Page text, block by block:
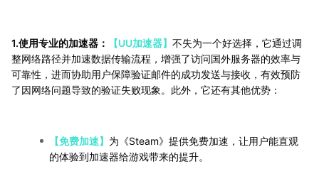
1.使用专业的加速器： 【UU加速器】 不失为一个好选择，它通过调
整网络路径并加速数据传输流程，增强了访问国外服务器的效率与
可靠性，进而协助用户保障验证邮件的成功发送与接收，有效预防
了因网络问题导致的验证失败现象。此外，它还有其他优势：
【免费加速】 为《Steam》提供免费加速，让用户能直观
的体验到加速器给游戏带来的提升。